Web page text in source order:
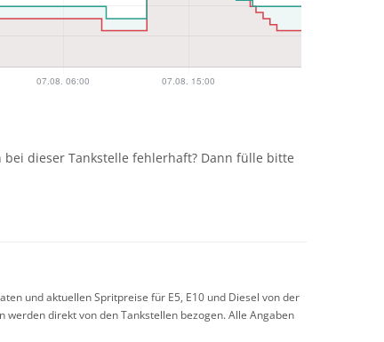
dieser Tankstelle fehlerhaft? Dann fülle bitte
und aktuellen Spritpreise für E5, E10 und Diesel von der
direkt von den Tankstellen bezogen. Alle Angaben